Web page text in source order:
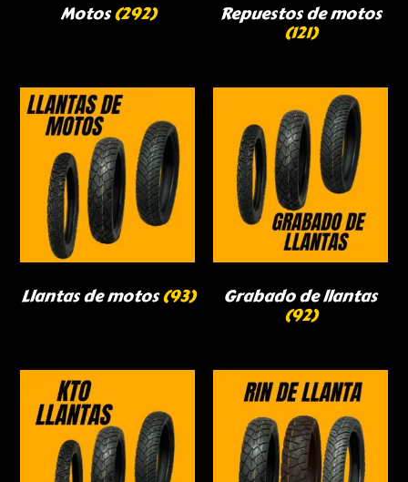
Motos(292) Repuestos de motos
(121)
Llantas de motos(93) Grabado de llantas
(92)